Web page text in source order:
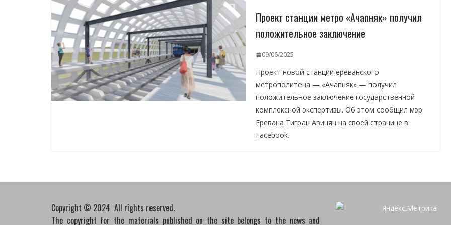
Проект станции метро «Ачапняк» получил
положительное заключение
09/06/2025
Проект новой станции ереванского
метрополитена — «Ачапняк» — получил
положительное заключение государственной
комплексной экспертизы. Об этом сообщил мэр
Еревана Тигран Авинян на своей странице в
Facebook.
Copyright © 2024 All rights reserved.
The copyright for the materials published on the site belongs to the news and